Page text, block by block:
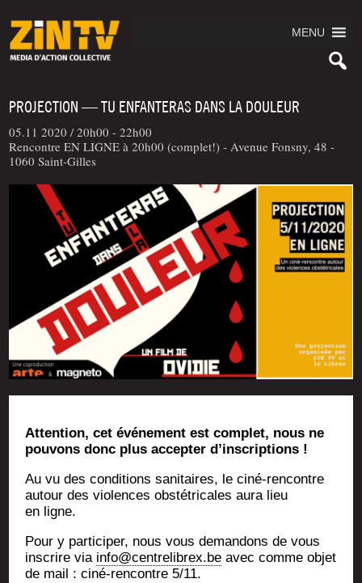
MENU
PROJECTION — TU ENFANTERAS DANS LA DOULEUR
05.11 2020 /20h00 - 22h00
Rencontre EN LIGNE à 20h00 (complet!) - Avenue Fonsny, 48 -
1060 Saint-Gilles
Atten­tion, cet évé­ne­ment est com­plet, nous ne
pou­vons donc plus accep­ter d’inscriptions !
Au vu des condi­tions sani­taires, le ciné-ren­contre
autour des vio­lences obs­té­tri­cales aura lieu
en ligne.
Pour y par­ti­ci­per, nous vous deman­dons de vous
ins­crire via info@centrelibrex.be avec comme objet
de mail : ciné-ren­contre 5/11.